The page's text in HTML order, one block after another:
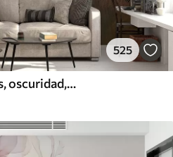
525
madera, textura, grietas, oscuridad, corteza, superficie